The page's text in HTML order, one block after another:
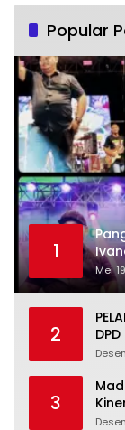
Popular
1
Mei
2
3